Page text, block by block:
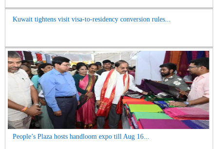
Kuwait tightens visit visa-to-residency conversion rules...
People’s Plaza hosts handloom expo till Aug 16...